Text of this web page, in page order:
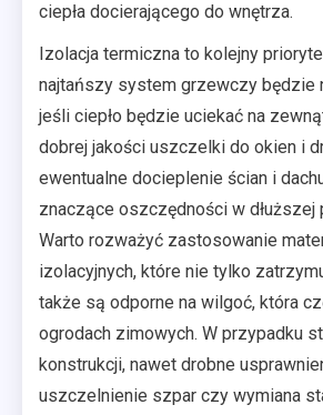
ciepła docierającego do wnętrza.
Izolacja termiczna to kolejny
najtańszy system grzewczy będzie
jeśli ciepło będzie uciekać na
dobrej jakości uszczelki do okien i
ewentualne docieplenie ścian i
znaczące oszczędności w dłuższej
Warto rozważyć zastosowanie
izolacyjnych, które nie tylko
także są odporne na wilgoć, która
ogrodach zimowych. W przypadku
konstrukcji, nawet drobne
uszczelnienie szpar czy wymiana